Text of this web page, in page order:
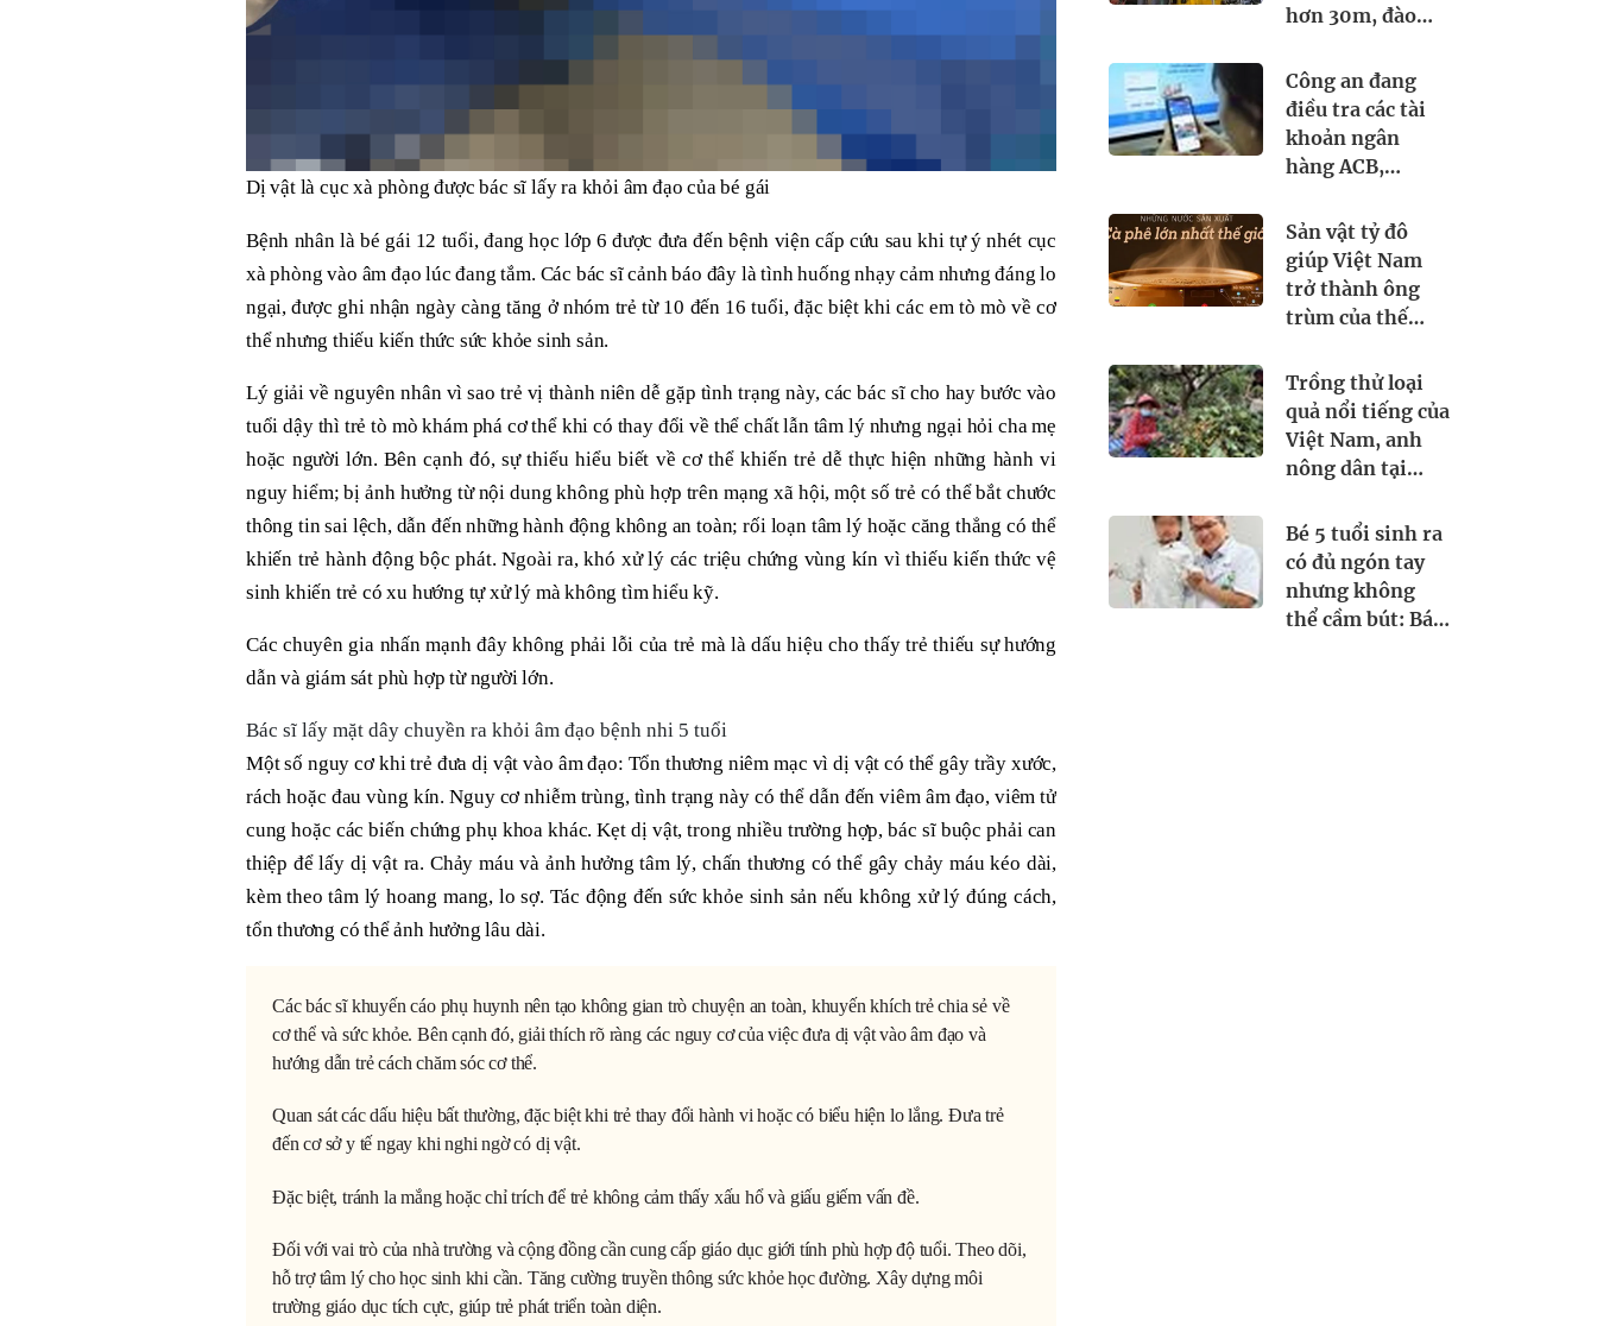
Dị vật là cục xà phòng được bác sĩ lấy ra khỏi âm đạo của bé gái
Bệnh nhân là bé gái 12 tuổi, đang học lớp 6 được đưa đến bệnh viện cấp cứu sau khi tự ý nhét cục
xà phòng vào âm đạo lúc đang tắm. Các bác sĩ cảnh báo đây là tình huống nhạy cảm nhưng đáng lo
ngại, được ghi nhận ngày càng tăng ở nhóm trẻ từ 10 đến 16 tuổi, đặc biệt khi các em tò mò về cơ
thể nhưng thiếu kiến thức sức khỏe sinh sản.
Lý giải về nguyên nhân vì sao trẻ vị thành niên dễ gặp tình trạng này, các bác sĩ cho hay bước vào
tuổi dậy thì trẻ tò mò khám phá cơ thể khi có thay đổi về thể chất lẫn tâm lý nhưng ngại hỏi cha mẹ
hoặc người lớn. Bên cạnh đó, sự thiếu hiểu biết về cơ thể khiến trẻ dễ thực hiện những hành vi
nguy hiểm; bị ảnh hưởng từ nội dung không phù hợp trên mạng xã hội, một số trẻ có thể bắt chước
thông tin sai lệch, dẫn đến những hành động không an toàn; rối loạn tâm lý hoặc căng thẳng có thể
khiến trẻ hành động bộc phát. Ngoài ra, khó xử lý các triệu chứng vùng kín vì thiếu kiến thức vệ
sinh khiến trẻ có xu hướng tự xử lý mà không tìm hiểu kỹ.
Các chuyên gia nhấn mạnh đây không phải lỗi của trẻ mà là dấu hiệu cho thấy trẻ thiếu sự hướng
dẫn và giám sát phù hợp từ người lớn.
Bác sĩ lấy mặt dây chuyền ra khỏi âm đạo bệnh nhi 5 tuổi
Một số nguy cơ khi trẻ đưa dị vật vào âm đạo: Tổn thương niêm mạc vì dị vật có thể gây trầy xước,
rách hoặc đau vùng kín. Nguy cơ nhiễm trùng, tình trạng này có thể dẫn đến viêm âm đạo, viêm tử
cung hoặc các biến chứng phụ khoa khác. Kẹt dị vật, trong nhiều trường hợp, bác sĩ buộc phải can
thiệp để lấy dị vật ra. Chảy máu và ảnh hưởng tâm lý, chấn thương có thể gây chảy máu kéo dài,
kèm theo tâm lý hoang mang, lo sợ. Tác động đến sức khỏe sinh sản nếu không xử lý đúng cách,
tổn thương có thể ảnh hưởng lâu dài.
Các bác sĩ khuyến cáo phụ huynh nên tạo không gian trò chuyện an toàn, khuyến khích trẻ chia sẻ về
cơ thể và sức khỏe. Bên cạnh đó, giải thích rõ ràng các nguy cơ của việc đưa dị vật vào âm đạo và
hướng dẫn trẻ cách chăm sóc cơ thể.
Quan sát các dấu hiệu bất thường, đặc biệt khi trẻ thay đổi hành vi hoặc có biểu hiện lo lắng. Đưa trẻ
đến cơ sở y tế ngay khi nghi ngờ có dị vật.
Đặc biệt, tránh la mắng hoặc chỉ trích để trẻ không cảm thấy xấu hổ và giấu giếm vấn đề.
Đối với vai trò của nhà trường và cộng đồng cần cung cấp giáo dục giới tính phù hợp độ tuổi. Theo dõi,
hỗ trợ tâm lý cho học sinh khi cần. Tăng cường truyền thông sức khỏe học đường. Xây dựng môi
trường giáo dục tích cực, giúp trẻ phát triển toàn diện.
hơn 30m, đào
thứ cả thế giới
khao khát
Công an đang
điều tra các tài
khoản ngân
hàng ACB,
Bank,... sau đây:
Người từng phát
sinh giao dịch,
chuyển tiền vào
trình báo
Sản vật tỷ đô
giúp Việt Nam
trở thành ông
trùm của thế
phần 18% toàn
cầu, diện tích
trồng hơn
700.000 ha
Trồng thử loại
quả nổi tiếng của
Việt Nam, anh
nông dân tại
trúng lớn: Giá
bán hơn
200.000
đồng/kg, mỗi
Bé 5 tuổi sinh ra
có đủ ngón tay
nhưng không
thể cầm bút: Bác